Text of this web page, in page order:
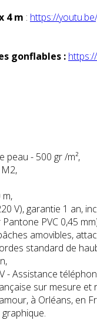
4 m : https://
gonflables :
peau - 500 gr /m²,
V), garantie 1 an,
PVC 0,45
amovibles,
standard de
- Assistance
sur mesure et
à Orléans, en